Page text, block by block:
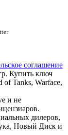
соглашение
Купить ключ
of Tanks, Warface,
и не
дилеров,
Новый Диск и